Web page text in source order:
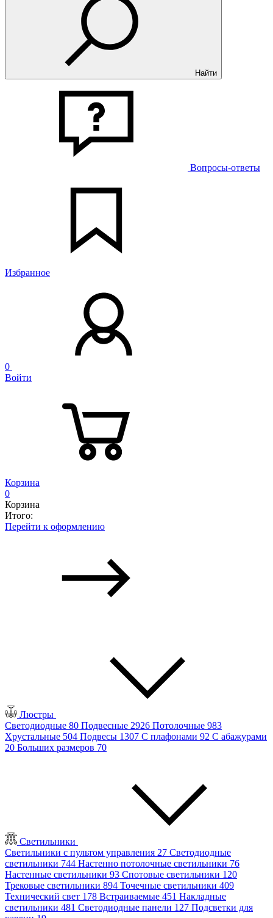
Найти
Вопросы-ответы
Избранное
0
Войти
Корзина
0
Корзина
Итого:
Перейти к оформлению
Люстры
Светодиодные 80 Подвесные 2926 Потолочные 983
Хрустальные 504 Подвесы 1307 С плафонами 92 С абажурами
20 Больших размеров 70
Светильники
Светильники с пультом управления 27 Светодиодные
светильники 744 Настенно потолочные светильники 76
Настенные светильники 93 Спотовые светильники 120
Трековые светильники 894 Точечные светильники 409
Технический свет 178 Встраиваемые 451 Накладные
светильники 481 Светодиодные панели 127 Подсветки для